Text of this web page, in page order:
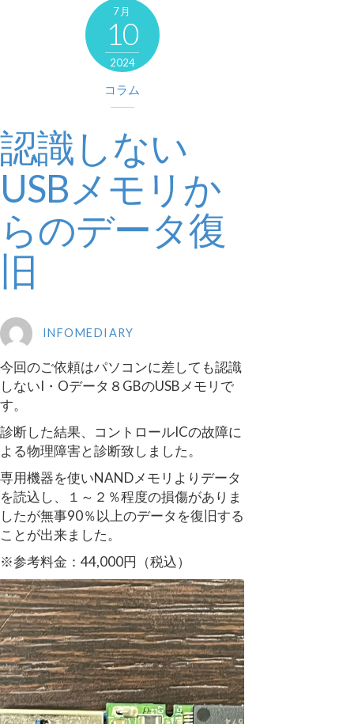
7月
10
2024
コラム
認識しない
USBメモリか
らのデータ復
旧
INFOMEDIARY
今回のご依頼はパソコンに差しても認識
しないI・Oデータ８GBのUSBメモリで
す。
診断した結果、コントロールICの故障に
よる物理障害と診断致しました。
専用機器を使いNANDメモリよりデータ
を読込し、１～２％程度の損傷がありま
したが無事90％以上のデータを復旧する
ことが出来ました。
※参考料金：44,000円（税込）